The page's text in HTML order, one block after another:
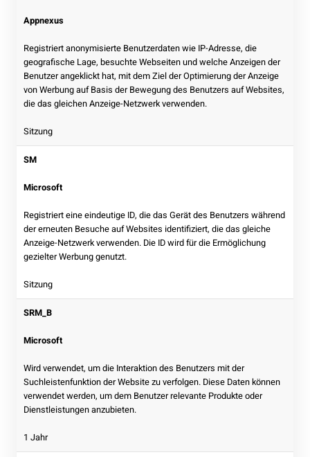
Appnexus
Registriert anonymisierte Benutzerdaten wie IP-Adresse, die
geografische Lage, besuchte Webseiten und welche Anzeigen der
Benutzer angeklickt hat, mit dem Ziel der Optimierung der Anzeige
von Werbung auf Basis der Bewegung des Benutzers auf Websites,
die das gleichen Anzeige-Netzwerk verwenden.
Sitzung
SM
Microsoft
Registriert eine eindeutige ID, die das Gerät des Benutzers während
der erneuten Besuche auf Websites identifiziert, die das gleiche
Anzeige-Netzwerk verwenden. Die ID wird für die Ermöglichung
gezielter Werbung genutzt.
Sitzung
SRM_B
Microsoft
Wird verwendet, um die Interaktion des Benutzers mit der
Suchleistenfunktion der Website zu verfolgen. Diese Daten können
verwendet werden, um dem Benutzer relevante Produkte oder
Dienstleistungen anzubieten.
1 Jahr